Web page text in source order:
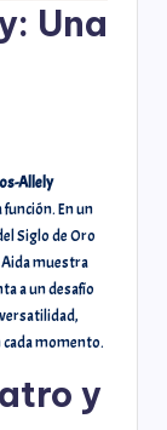
Una
Allely
En un
Siglo de Oro
muestra
a un desafío
momento.
y